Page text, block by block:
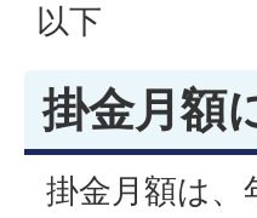
以下
掛金月額
掛金月額は、